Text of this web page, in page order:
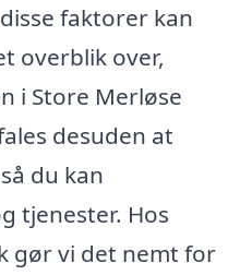
faktorer kan
overblik over,
i Store Merløse
desuden at
du kan
tjenester. Hos
gør vi det nemt for